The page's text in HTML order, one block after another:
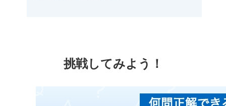
挑戦してみよう！